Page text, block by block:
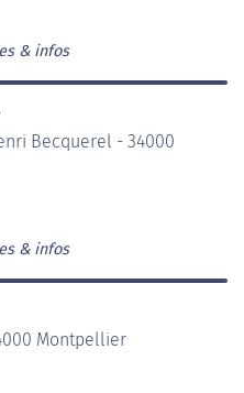
& infos
Becquerel - 34000
& infos
Montpellier